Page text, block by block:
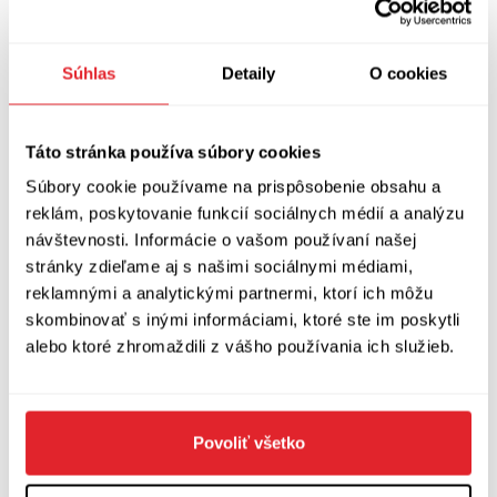
Súhlas Detaily O cookies
Táto stránka používa súbory cookies
Súbory cookie používame na prispôsobenie obsahu a
reklám, poskytovanie funkcií sociálnych médií a analýzu
návštevnosti. Informácie o vašom používaní našej
stránky zdieľame aj s našimi sociálnymi médiami,
reklamnými a analytickými partnermi, ktorí ich môžu
skombinovať s inými informáciami, ktoré ste im poskytli
alebo ktoré zhromaždili z vášho používania ich služieb.
Povoliť všetko
nepomreli, pretože tak skutočný život, bohužiaľ,
aj o smútku a pocitoch nešťastia, pričom práve
ako túto tému s deťmi otvoriť.
Súčasťou príbehuZimnej zmrzlinárnesú pestré
a veľmi pekné ilustrácie Márie Kralovič. Knižka
je vhodná pre čitateľov starších ako 7 rokov.
Brak, Alma edition, 2021